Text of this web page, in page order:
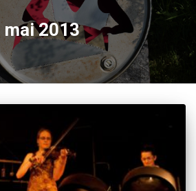
Espace Adhérents
mai 2013